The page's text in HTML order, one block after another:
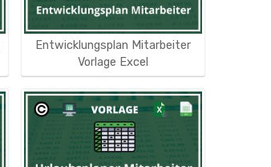
Entwicklungsplan Mitarbeiter
Vorlage Excel